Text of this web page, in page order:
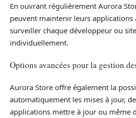
En ouvrant régulièrement Aurora
peuvent maintenir leurs applications
surveiller chaque développeur ou
individuellement.
Options avancées pour la gestion
Aurora Store offre également la
automatiquement les mises à jour,
applications mettre à jour ou même